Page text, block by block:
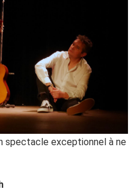
spectacle exceptionnel à ne